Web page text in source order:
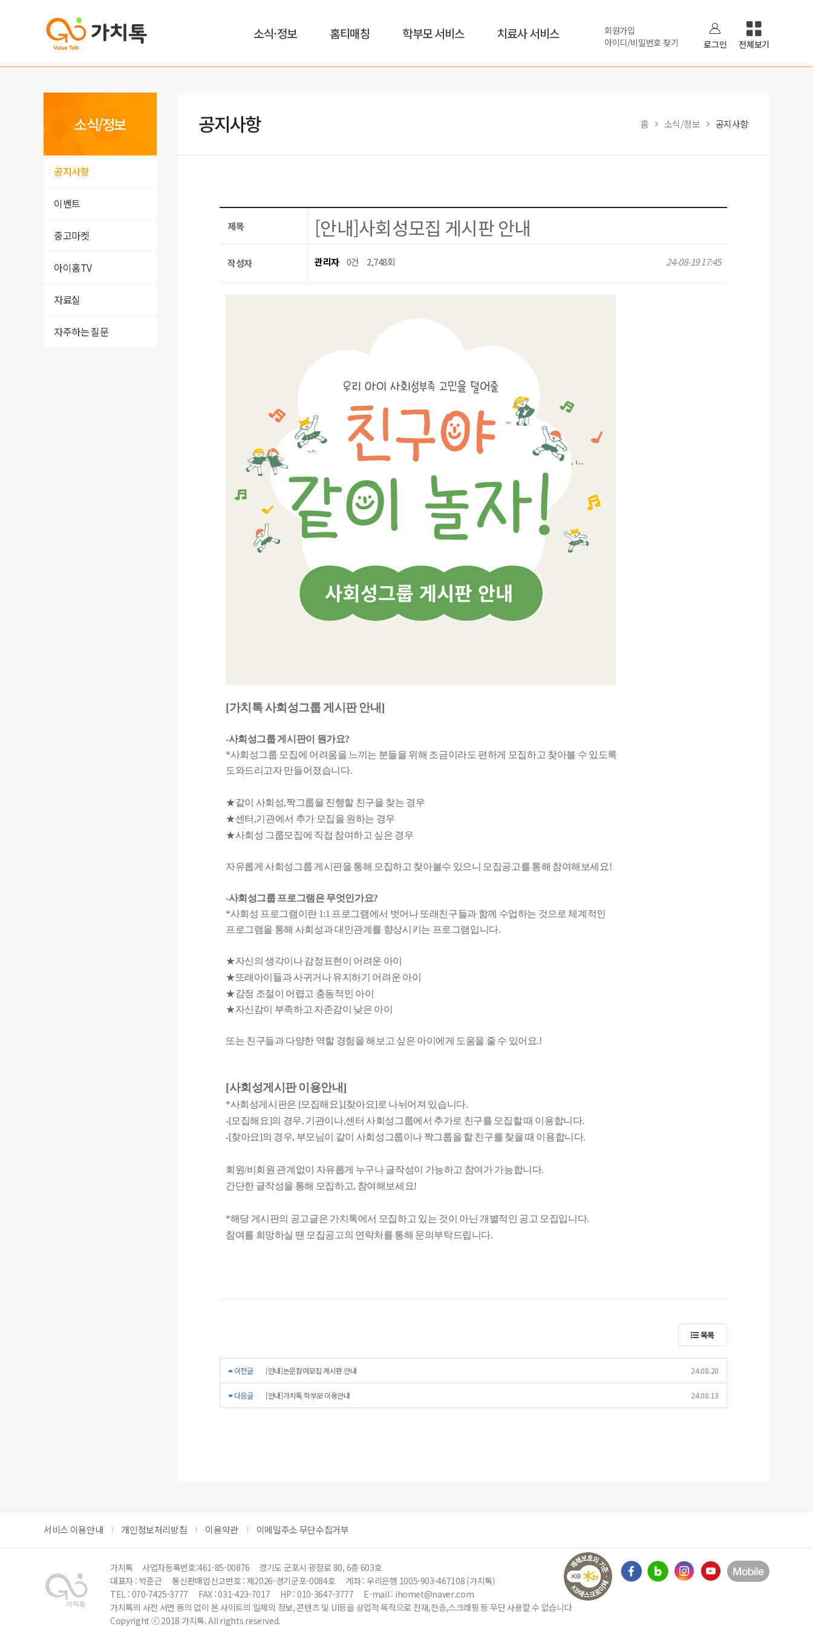
소식·정보 홈티매칭 학부모 서비스 치료사 서비스
회원가입
아이디/비밀번호 찾기
로그인 전체보기
소식/정보
공지사항
이벤트
중고마켓
아이홈TV
자료실
자주하는 질문
공지사항 홈 소식/정보 공지사항
제목 [안내]사회성모집 게시판 안내
작성자 관리자 0건 2,748회 24-08-19 17:45
[가치톡 사회성그룹 게시판 안내]
-사회성그룹 게시판이 뭔가요?
*사회성그룹 모집에 어려움을 느끼는 분들을 위해 조금이라도 편하게 모집하고 찾아볼 수 있도록
도와드리고자 만들어졌습니다.
★같이 사회성,짝그룹을 진행할 친구을 찾는 경우
★센터,기관에서 추가 모집을 원하는 경우
★​사회성 그룹모집에 직접 참여하고 싶은 경우
자유롭게 사회성그룹 게시판을 통해 모집하고 찾아볼수 있으니 모집공고를 통해 참여해보세요!
-사회성그룹 프로그램은 무엇인가요?
*사회성 프로그램이란 1:1 프로그램에서 벗어나 또래친구들과 함께 수업하는 것으로 체계적인
프로그램을 통해 사회성과 대인관계를 향상시키는 프로그램입니다.
★자신의 생각이나 감정표현이 어려운 아이
★또래아이들과 사귀거나 유지하기 어려운 아이
★​감정 조절이 어렵고 충동적인 아이
★​자신감이 부족하고 자존감이 낮은 아이
또는 친구들과 다양한 역할 경험을 해보고 싶은 아이에게 도움을 줄 수 있어요.!
[사회성게시판 이용안내]
*사회성게시판은 [모집해요],[찾아요]로 나뉘어져 있습니다.
-[모집해요]의 경우, 기관이나,센터 사회성그룹에서 추가로 친구를 모집할 때 이용합니다.
-[찾아요]의 경우, 부모님이 같이 사회성그룹이나 짝그룹을 할 친구를 찾을 때 이용합니다.
회원/비회원 관계없이 자유롭게 누구나 글작성이 가능하고 참여가 가능합니다.
간단한 글작성을 통해 모집하고, 참여해보세요!
*해당 게시판의 공고글은 가치톡에서 모집하고 있는 것이 아닌 개별적인 공고 모집입니다.
참여를 희망하실 땐 모집공고의 연락처를 통해 문의부탁드립니다.
목록
이전글 [안내]논문참여모집 게시판 안내 24.08.20
다음글 [안내]가치톡 학부모 이용안내 24.08.13
서비스 이용안내 개인정보처리방침 이용약관 이메일주소 무단수집거부
가치톡 사업자등록번호:461-85-00876
경기도 군포시 광정로 80, 6층 603호
대표자 : 박준근
통신판매업신고번호 : 제2026-경기군포-0084호
계좌 : 우리은행 1005-903-467108 (가치톡)
TEL : 070-7425-3777
FAX : 031-423-7017 HP : 010-3647-3777
E-mail : ihomet@naver.com
가치톡의 사전 서면 동의 없이 본 사이트의 일체의 정보, 콘텐츠 및 UI등을 상업적 목적으로 전재,전송,스크래핑 등 무단 사용할 수 없습니다
Copyright ⓒ 2018 가치톡. All rights reserved.